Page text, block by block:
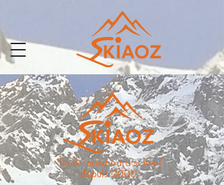
Ski & snowboard school
depuis 2006